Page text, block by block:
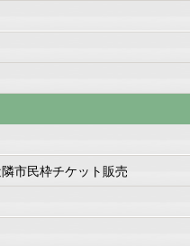
市民枠チケット販売